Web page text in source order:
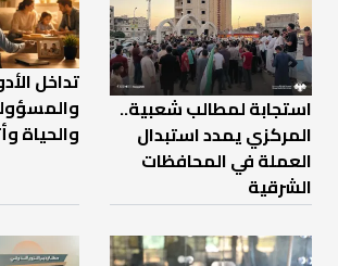
استجابة لمطالب شعبية..
المركزي يمدد استبدال
العملة في المحافظات
الشرقية
تداخل
والحياة